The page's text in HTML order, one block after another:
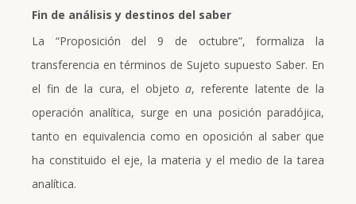
Fin de análisis y destinos del saber
La “Proposición del 9 de octubre”, formaliza la
transferencia en términos de Sujeto supuesto Saber. En
el fin de la cura, el objetoa, referente latente de la
operación analítica, surge en una posición paradójica,
tanto en equivalencia como en oposición al saber que
ha constituido el eje, la materia y el medio de la tarea
analítica.